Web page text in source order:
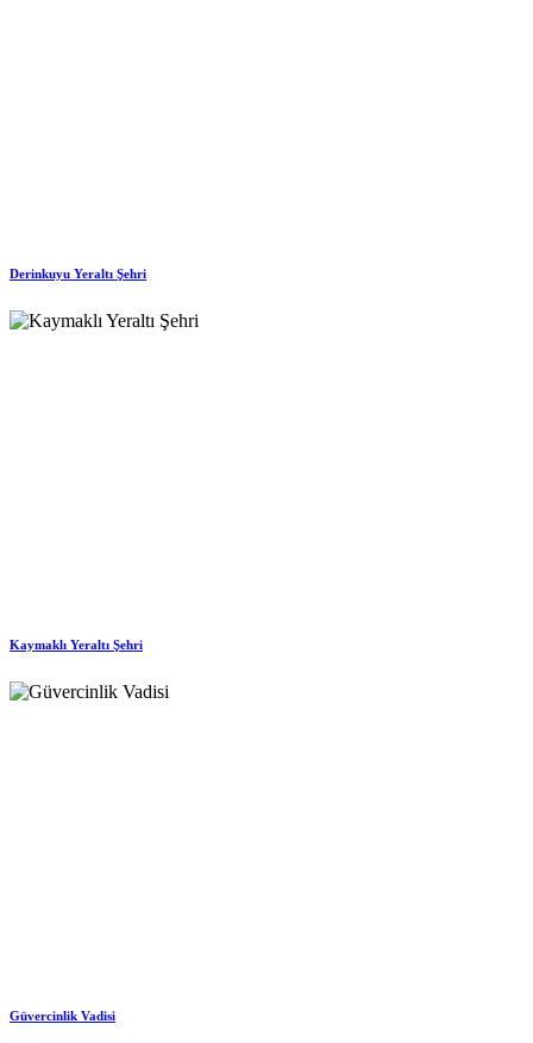
Derinkuyu Yeraltı Şehri
Kaymaklı Yeraltı Şehri
Güvercinlik Vadisi